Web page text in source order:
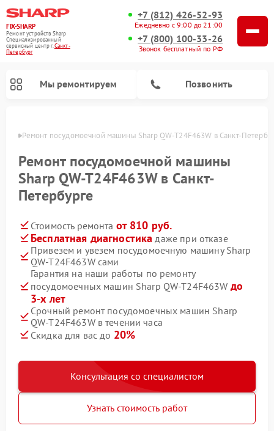
FIX-SHARP
Ремонт устройств Sharp
Специализированный
cервисный центр г.Санкт-
Петербург
+7 (812) 426-52-93
Ежедневно с 9:00 до 21:00
+7 (800) 100-33-26
Звонок бесплатный по РФ
Мы ремонтируем Позвонить
Ремонт посудомоечной машины Sharp QW-T24F463W в Санкт-
Ремонт посудомоечной машины
Sharp QW-T24F463W в Санкт-
Петербурге
Стоимость ремонта от 810 руб.
Бесплатная диагностика даже при отказе
Привезем и увезем посудомоечную машину Sharp
QW-T24F463W сами
Гарантия на наши работы по ремонту
посудомоечных машин Sharp QW-T24F463W до
3-х лет
Срочный ремонт посудомоечных машин Sharp
QW-T24F463W в течении часа
Скидка для вас до 20%
Консультация со специалистом
Узнать стоимость работ